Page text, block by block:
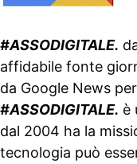
#ASSODIGITALE.
affidabile fonte
da Google News
#ASSODIGITALE. è
dal 2004 ha la
tecnologia può